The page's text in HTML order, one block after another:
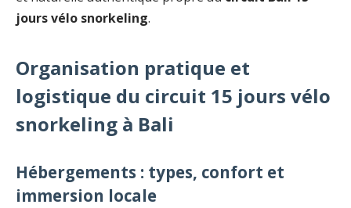
jours vélo snorkeling.
Organisation pratique et
logistique du circuit 15 jours vélo
snorkeling à Bali
Hébergements : types, confort et
immersion locale